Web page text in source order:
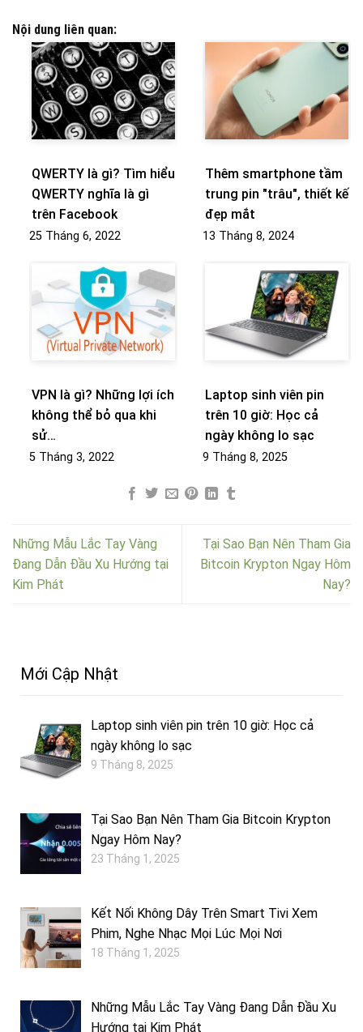
Nội dung liên quan:
QWERTY là gì? Tìm hiểu
QWERTY nghĩa là gì
trên Facebook
25 Tháng 6, 2022
Thêm smartphone tầm
trung pin "trâu", thiết kế
đẹp mắt
13 Tháng 8, 2024
VPN là gì? Những lợi ích
không thể bỏ qua khi
sử…
5 Tháng 3, 2022
Laptop sinh viên pin
trên 10 giờ: Học cả
ngày không lo sạc
9 Tháng 8, 2025
Những Mẫu Lắc Tay Vàng
Đang Dẫn Đầu Xu Hướng tại
Kim Phát
Tại Sao Bạn Nên Tham Gia
Bitcoin Krypton Ngay Hôm
Nay?
Mới Cập Nhật
Laptop sinh viên pin trên 10 giờ: Học cả
ngày không lo sạc
9 Tháng 8, 2025
Tại Sao Bạn Nên Tham Gia Bitcoin Krypton
Ngay Hôm Nay?
23 Tháng 1, 2025
Kết Nối Không Dây Trên Smart Tivi Xem
Phim, Nghe Nhạc Mọi Lúc Mọi Nơi
18 Tháng 1, 2025
Những Mẫu Lắc Tay Vàng Đang Dẫn Đầu Xu
Hướng tại Kim Phát